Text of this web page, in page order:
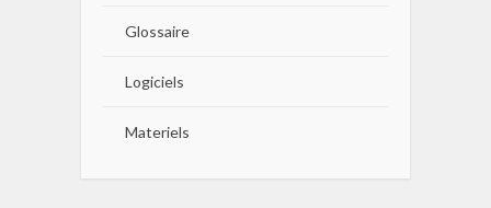
Glossaire
Logiciels
Materiels